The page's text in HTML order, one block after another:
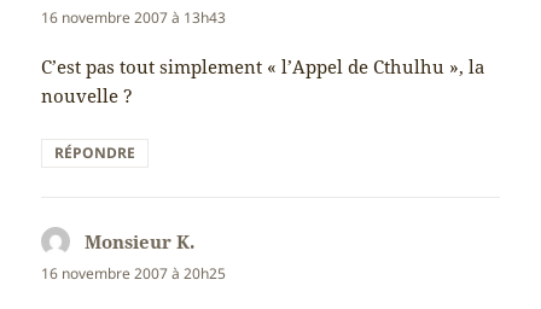
16 novembre 2007 à 13h43
C’est pas tout simplement « l’Appel de Cthulhu », la
nouvelle ?
RÉPONDRE
Monsieur K.
16 novembre 2007 à 20h25